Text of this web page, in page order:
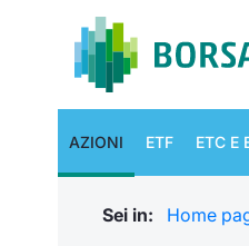
AZIONI ETF ETC E
Sei in: Home